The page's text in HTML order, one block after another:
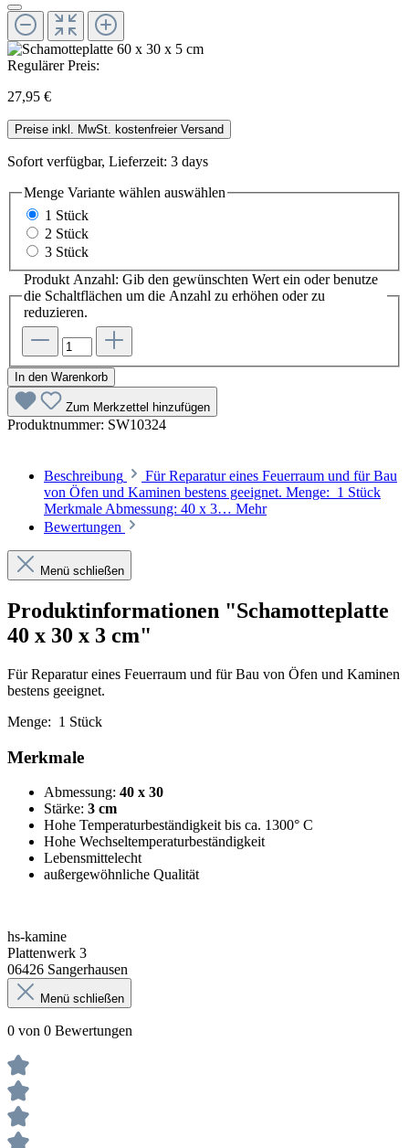
Regulärer Preis:
27,95 €
Preise inkl. MwSt. kostenfreier Versand
Sofort verfügbar, Lieferzeit: 3 days
Menge Variante wählen auswählen
1 Stück
2 Stück
3 Stück
Produkt Anzahl: Gib den gewünschten Wert ein oder benutze
die Schaltflächen um die Anzahl zu erhöhen oder zu
reduzieren.
In den Warenkorb
Zum Merkzettel hinzufügen
Produktnummer: SW10324
Beschreibung
Für Reparatur eines Feuerraum und für Bau
von Öfen und Kaminen bestens geeignet. Menge: 1 Stück
Merkmale Abmessung: 40 x 3… Mehr
Bewertungen
Menü schließen
Produktinformationen "Schamotteplatte
40 x 30 x 3 cm"
Für Reparatur eines Feuerraum und für Bau von Öfen und Kaminen
bestens geeignet.
Menge: 1 Stück
Merkmale
Abmessung: 40 x 30
Stärke: 3 cm
Hohe Temperaturbeständigkeit bis ca. 1300° C
Hohe Wechseltemperaturbeständigkeit
Lebensmittelecht
außergewöhnliche Qualität
hs-kamine
Plattenwerk 3
06426 Sangerhausen
Menü schließen
0 von 0 Bewertungen